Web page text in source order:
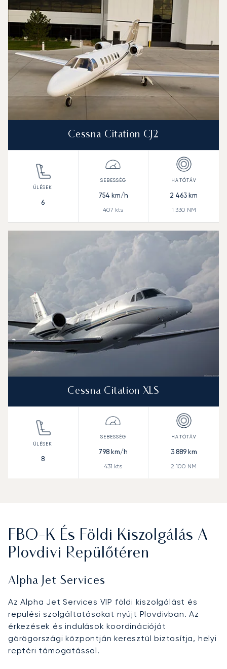
Cessna Citation CJ2
6
754 km/h
407 kts
2 463 km
1 330 NM
Cessna Citation XLS
8
798 km/h
431 kts
3 889km
2 100 NM
FBO-K És Földi Kiszolgálás A
Plovdivi Repülőtéren
Alpha Jet Services
Az Alpha Jet Services VIP földi kiszolgálást és
repülési szolgáltatásokat nyújt Plovdivban. Az
érkezések és indulások koordinációját
görögországi központján keresztül biztosítja, helyi
reptéri támogatással.